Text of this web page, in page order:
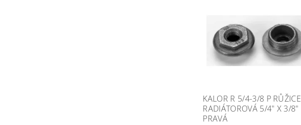
KALOR R 5/4-3/8 P RŮŽICE
RADIÁTOROVÁ 5/4" X 3/8"
PRAVÁ